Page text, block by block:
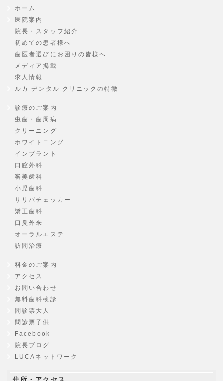
ホーム
医院案内
院長・スタッフ紹介
初めての患者様へ
歯医者選びにお困りの皆様へ
メディア掲載
求人情報
ルカ デンタル クリニックの特徴
診療のご案内
虫歯・歯周病
クリーニング
ホワイトニング
インプラント
口腔外科
審美歯科
小児歯科
サリバチェッカー
矯正歯科
口臭外来
オーラルエステ
訪問治療
料金のご案内
アクセス
お問い合わせ
無料歯科検診
問診票大人
問診票子供
Facebook
院長ブログ
LUCAネットワーク
住所・アクセス